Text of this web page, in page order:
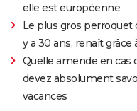
elle est européenne
Le plus gros
y a 30 ans, renaît grâce
Quelle amende en cas
devez absolument
vacances